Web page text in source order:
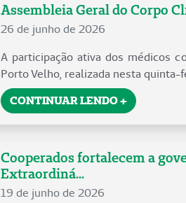
Assembleia Geral do Corpo
26 de junho de 2026
A participação ativa dos médicos
Porto Velho, realizada nesta quinta-
CONTINUAR LENDO +
Cooperados fortalecem a
Extraordiná...
19 de junho de 2026